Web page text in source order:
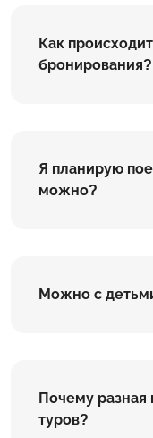
Как
бронирования?
Я планирую
можно?
Можно с
Почему разная
туров?